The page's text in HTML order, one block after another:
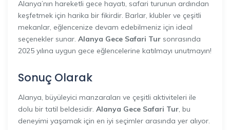
Alanya’nın hareketli gece hayatı, safari turunun ardından
keşfetmek için harika bir fikirdir. Barlar, klubler ve çeşitli
mekanlar, eğlencenize devam edebilmeniz için ideal
seçenekler sunar. Alanya Gece Safari Tur sonrasında
2025 yılına uygun gece eğlencelerine katılmayı unutmayın!
Sonuç Olarak
Alanya, büyüleyici manzaraları ve çeşitli aktiviteleri ile
dolu bir tatil beldesidir. Alanya Gece Safari Tur, bu
deneyimi yaşamak için en iyi seçimler arasında yer alıyor.